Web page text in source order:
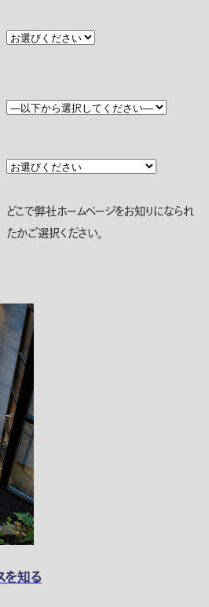
どこで弊社ホームページをお知りになられ
たかご選択ください。
を知る